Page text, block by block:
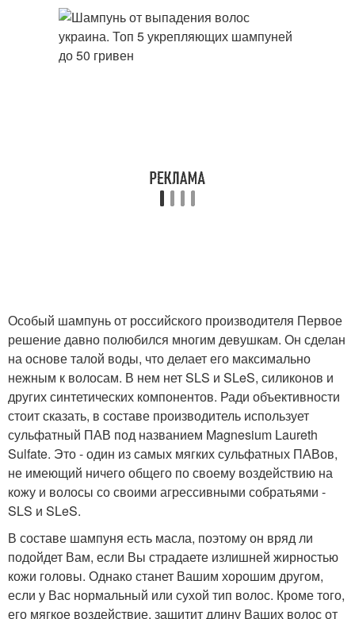
Особый шампунь от российского производителя Первое
решение давно полюбился многим девушкам. Он сделан
на основе талой воды, что делает его максимально
нежным к волосам. В нем нет SLS и SLeS, силиконов и
других синтетических компонентов. Ради объективности
стоит сказать, в составе производитель использует
сульфатный ПАВ под названием Magnesium Laureth
Sulfate. Это - один из самых мягких сульфатных ПАВов,
не имеющий ничего общего по своему воздействию на
кожу и волосы со своими агрессивными собратьями -
SLS и SLeS.
В составе шампуня есть масла, поэтому он вряд ли
подойдет Вам, если Вы страдаете излишней жирностью
кожи головы. Однако станет Вашим хорошим другом,
если у Вас нормальный или сухой тип волос. Кроме того,
его мягкое воздействие, защитит длину Ваших волос от